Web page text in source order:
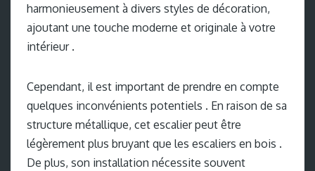
harmonieusement à divers styles de décoration,
ajoutant une touche moderne et originale à votre
intérieur .
Cependant, il est important de prendre en compte
quelques inconvénients potentiels . En raison de sa
structure métallique, cet escalier peut être
légèrement plus bruyant que les escaliers en bois .
De plus, son installation nécessite souvent